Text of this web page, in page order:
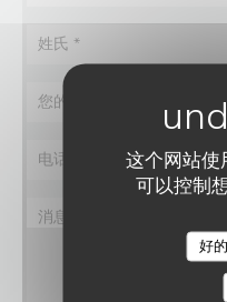
这个网站使
可以控制
好